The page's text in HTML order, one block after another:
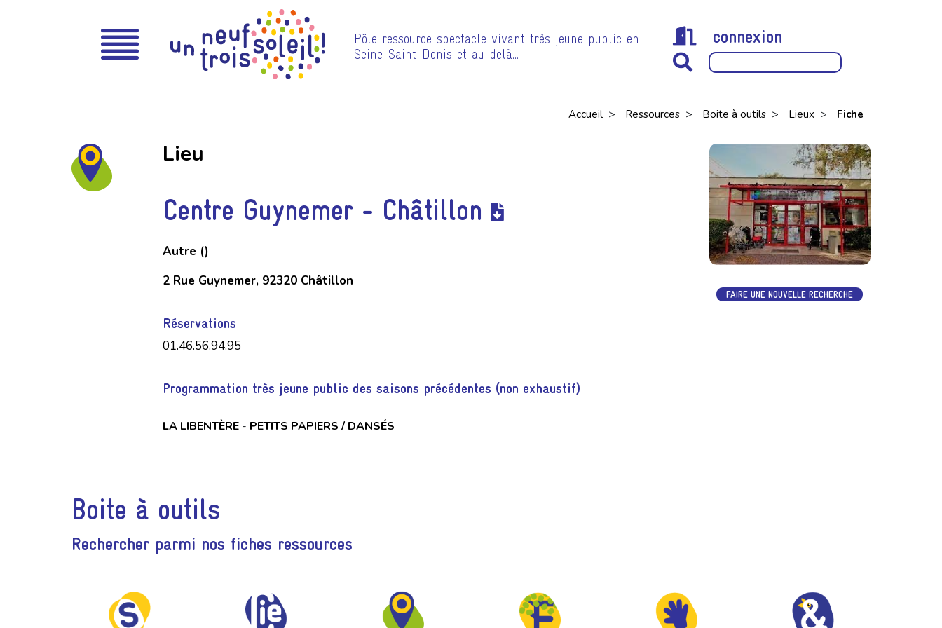
Pôle ressource spectacle vivant très jeune public en
Seine-Saint-Denis et au-delà…
connexion
Accueil > Ressources > Boite à outils > Lieux > Fiche
Lieu
Centre Guynemer - Châtillon
Autre ()
2 Rue Guynemer, 92320 Châtillon
Réservations
01.46.56.94.95
Programmation très jeune public des saisons précédentes (non exhaustif)
LA LIBENTÈRE - PETITS PAPIERS / DANSÉS
FAIRE UNE NOUVELLE RECHERCHE
Boite à outils
Rechercher parmi nos fiches ressources